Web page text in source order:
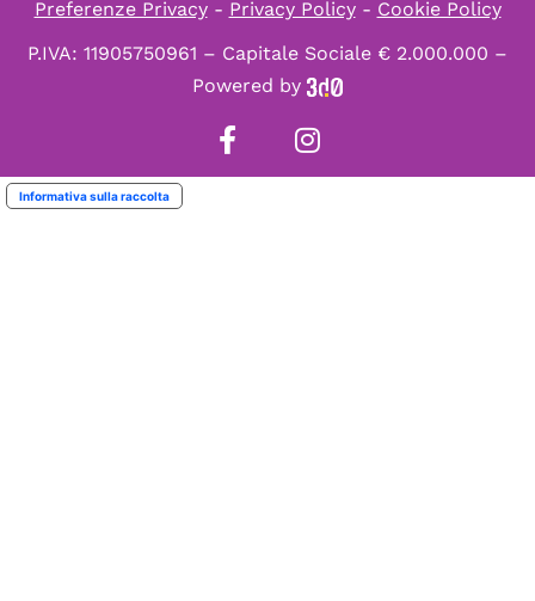
Preferenze Privacy- Privacy Policy- Cookie Policy
P.IVA: 11905750961 – Capitale Sociale € 2.000.000 –
Powered by
Informativa sulla raccolta